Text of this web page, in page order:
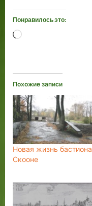
Понравилось это:
Загрузка…
Похожие записи
Новая жизнь бастиона
Скооне